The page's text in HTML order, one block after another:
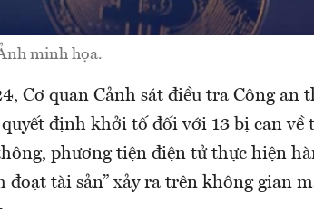
minh họa.
Cơ quan Cảnh sát điều tra Công an
định khởi tố đối với 13 bị can về
phương tiện điện tử thực hiện
tài sản” xảy ra trên không gian